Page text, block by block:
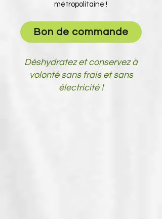
métropolitaine !
Bon de commande
Déshydratez et conservez à
volonté sans frais et sans
électricité !